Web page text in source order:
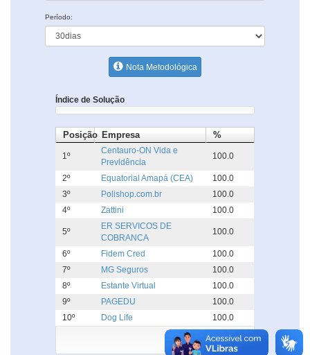
Período:
Nota Metodológica
Índice de Solução
Posição Empresa %
1º
Centauro-ON Vida e
Previdência
100.0
2º Equatorial Amapá (CEA)
100.0
3º
Polishop.com.br
100.0
4º
Zattini 100.0
5º
ER SERVICOS DE
COBRANCA
100.0
6º Fidem Cred
100.0
7º
MG Seguros
100.0
8º
Estante Virtual
100.0
9º
PAGEDU
100.0
10º
Dog Life 100.0